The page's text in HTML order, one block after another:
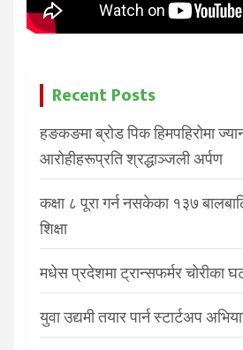
Recent Posts
हङकङमा ब्रोड पिक हिमपहिरोमा
आरोहीहरूप्रति श्रद्धाञ्जली अर्पण
कक्षा ८ पूरा गर्न नसकेका १३७
शिक्षा
मधेस प्रदेशमा ट्रान्सफर्मर चोरीका
युवा उद्यमी तयार पार्न स्टार्टअप